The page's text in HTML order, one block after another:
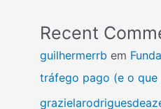
Recent
guilhermerrb em
tráfego pago (e o que